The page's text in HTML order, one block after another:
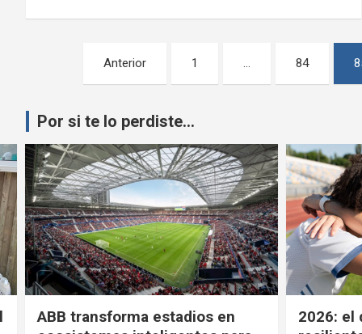
Paginación
entradas
Anterior 1 … 84
Por si te lo perdiste...
ABB transforma estadios en
2026: el